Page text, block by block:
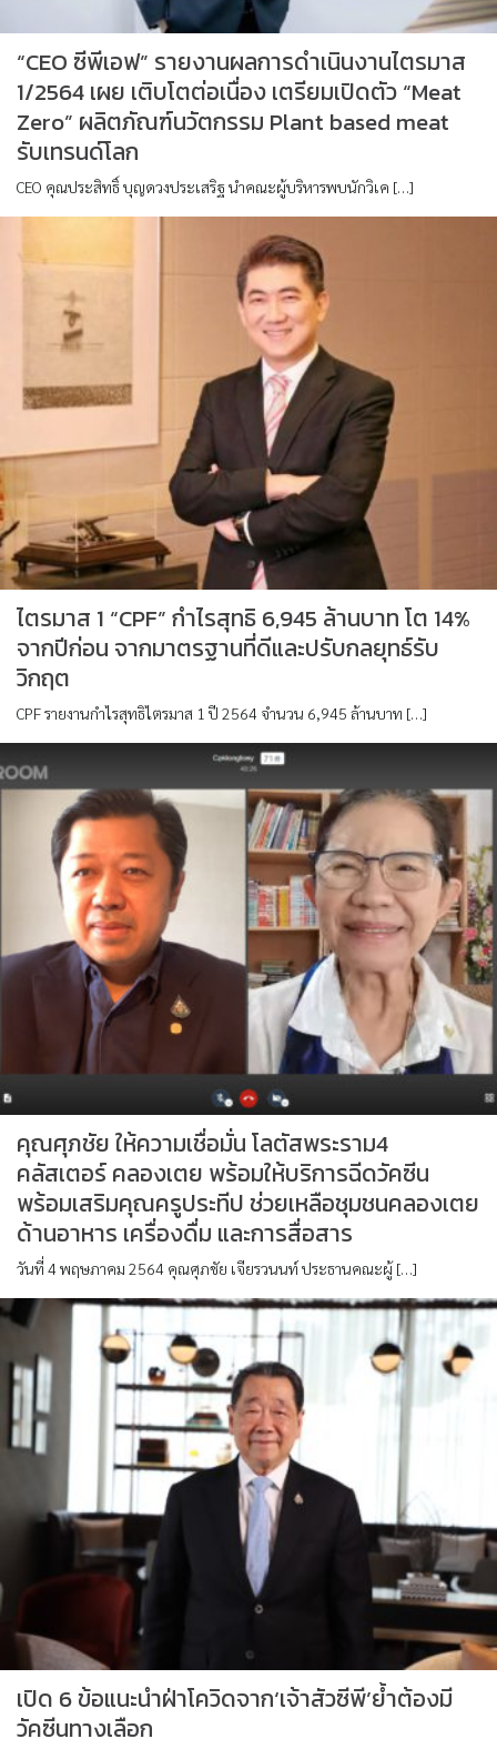
“CEO ซีพีเอฟ” รายงานผลการดำเนินงานไตรมาส
1/2564 เผย เติบโตต่อเนื่อง เตรียมเปิดตัว “Meat
Zero” ผลิตภัณฑ์นวัตกรรม Plant based meat
รับเทรนด์โลก
CEO คุณประสิทธิ์ บุญดวงประเสริฐ นำคณะผู้บริหารพบนักวิเค […]
ไตรมาส 1 “CPF” กำไรสุทธิ 6,945 ล้านบาท โต 14%
จากปีก่อน จากมาตรฐานที่ดีและปรับกลยุทธ์รับ
วิกฤต
CPF รายงานกำไรสุทธิไตรมาส 1 ปี 2564 จำนวน 6,945 ล้านบาท […]
คุณศุภชัย ให้ความเชื่อมั่น โลตัสพระราม4
คลัสเตอร์ คลองเตย พร้อมให้บริการฉีดวัคซีน
พร้อมเสริมคุณครูประทีป ช่วยเหลือชุมชนคลองเตย
ด้านอาหาร เครื่องดื่ม และการสื่อสาร
วันที่ 4 พฤษภาคม 2564 คุณศุภชัย เจียรวนนท์ ประธานคณะผู้ […]
เปิด 6 ข้อแนะนำฝ่าโควิดจาก‘เจ้าสัวซีพี’ย้ำต้องมี
วัคซีนทางเลือก